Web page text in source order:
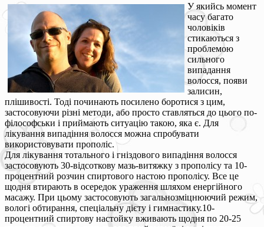
У якийсь момент
часу багато
чоловіків
стикаються з
проблемою
сильного
випадання
волосся, появи
залисин,
плішивості. Тоді починають посилено боротися з цим,
застосовуючи різні методи, або просто ставляться до цього по-
філософськи і приймають ситуацію такою, яка є. Для
лікування випадіння волосся можна спробувати
використовувати прополіс.
Для лікування тотального і гніздового випадіння волосся
застосовують 30-відсоткову мазь-витяжку з прополісу та 10-
процентний розчин спиртового настою прополісу. Все це
щодня втирають в осередок ураження шляхом енергійного
масажу. При цьому застосовують загальнозміцнюючий режим,
вологі обтирання, спеціальну дієту і гимнастику.10-
процентний спиртову настойку вживають щодня по 20-25